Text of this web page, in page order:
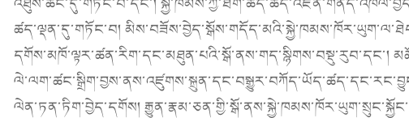
ཚད་ལྡན་དུ་གཏོང་བ།
དགོས་མཁོ་ལྟར་ཚན་རིག་དང་མཐུན་པའི་སྒོ་ནས་གད་སྙིགས་བསྡུ་རུབ་དང་།
ལེན་ཏན་ཏིག་བྱེད་དགོས།